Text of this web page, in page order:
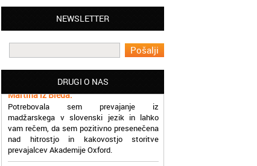
NEWSLETTER
DRUGI O NAS
Matjaž iz Ajdovščine:
Lahko pohvalim vse zaposlene v Akademiji
Oxford, ker so resnično profesionalni in
prevajalske storitve opravljajo hitro in
Potrebovala sem prevajanje iz
madžarskega v slovenski jezik in lahko
vam rečem, da sem pozitivno presenečena
nad hitrostjo in kakovostjo storitve
prevajalcev Akademije Oxford.
Jaka iz Bovca: